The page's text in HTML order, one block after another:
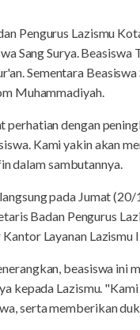
Pengurus Lazismu
Sang Surya.
Sementara
Muhammadiyah.
dengan
Kami yakin akan
dalam sambutannya.
pada Jumat
Badan Pengurus
Layanan
beasiswa ini
kepada Lazismu.
serta memberikan